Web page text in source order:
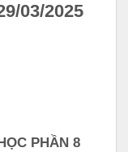
03/2025
PHẦN 8